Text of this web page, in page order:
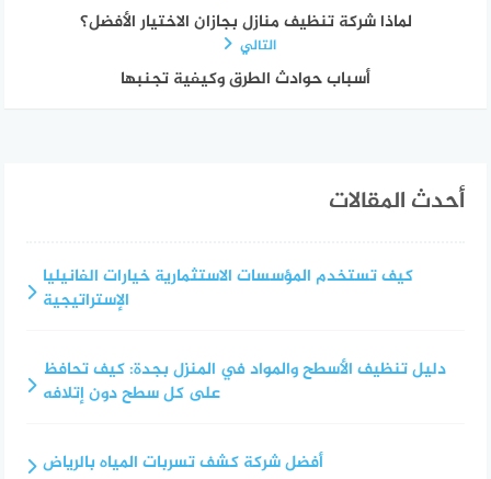
لماذا شركة تنظيف منازل بجازان الاختيار الأفضل؟
التالي
أسباب حوادث الطرق وكيفية تجنبها
أحدث المقالات
كيف تستخدم المؤسسات الاستثمارية خيارات الفانيليا
الإستراتيجية
دليل تنظيف الأسطح والمواد في المنزل بجدة: كيف تحافظ
على كل سطح دون إتلافه
أفضل شركة كشف تسربات المياه بالرياض